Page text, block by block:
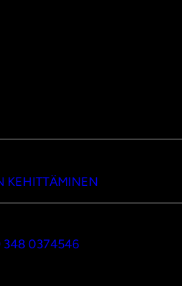
KEHITTÄMINEN
348 0374546